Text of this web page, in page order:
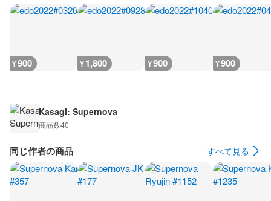
¥900 ¥1,800 ¥900 ¥900
Kasagi: Supernova
商品数40
同じ作者の商品 すべて見る